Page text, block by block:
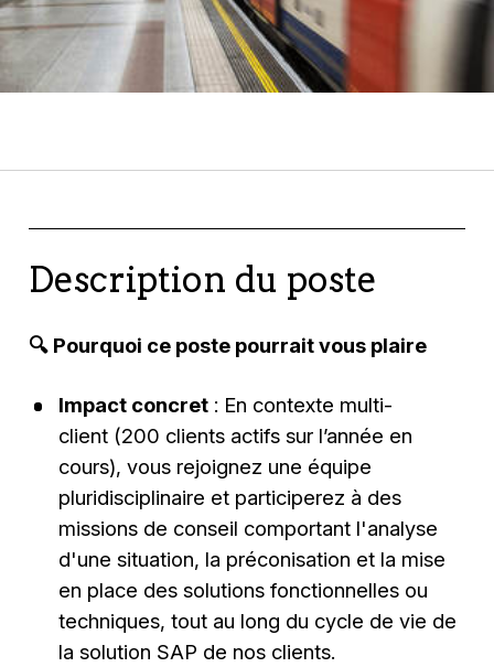
Description du poste
🔍 Pourquoi ce poste pourrait vous plaire
Impact concret: En contexte multi-
client (200 clients actifs sur l’année en
cours), vous rejoignez une équipe
pluridisciplinaire et participerez à des
missions de conseil comportant l'analyse
d'une situation, la préconisation et la mise
en place des solutions fonctionnelles ou
techniques, tout au long du cycle de vie de
la solution SAP de nos clients.